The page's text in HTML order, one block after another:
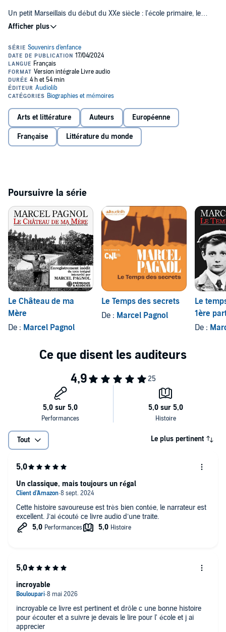
Un petit Marseillais du début du XXe siècle : l'école primaire, le
cocon familial, puis les premières vacances dans les collines, à La
Treille, synonymes de liberté… Adoptant le point de vue du petit
papier et livre quelques scènes d’anthologie, comme celle de la
première chasse avec son père.
Dès sa parution en 1957,
succès. Aujourd’hui encore, ce texte séduira petits et grands, car
chacun peut se reconnaître dans les sentiments du petit Pagnol.
Avec le soutien du CNL (Centre National du Livre).
Musique composée par Michel Korb.
©2024 Audiolib (P)2024 Audiolib
Arts et littérature Auteurs Européenne
Française Littérature du monde
Poursuivre la série
Le Château de ma
Mère
De : Marcel Pagnol
Le Temps des secrets
De : Marcel Pagnol
Le
1ère
De :
Tout Le plus pertinent
Cette histoire savoureuse est très bien contée, le narrateur est
excellent. J’ai écouté ce livre audio d’une traite.
Un classique, mais toujours un régal
incroyable ce livre est pertinent et drôle c une bonne histoire
pour écouter et a suivre je devais le lire pour l' école et j ai
apprecier
incroyable